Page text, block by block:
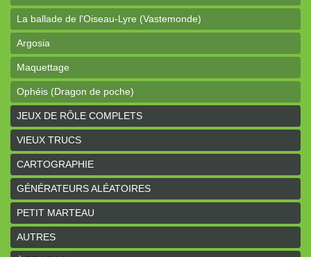
La ballade de l'Oiseau-Lyre (Vastemonde)
Argosia
Maquettage
Ophéis (Dragon de poche)
L'anneau des Empereurs (Coeurs Vaillants)
Davy Jones (cartes)
Davy Jones (background)
Sur la route (Coeurs Vaillants)
Earthdawn (Coeurs Vaillants)
Titan&Fils 2020
JEUX DE RÔLE COMPLETS
VIEUX TRUCS
CARTOGRAPHIE
GÉNÉRATEURS ALÉATOIRES
PETIT MARTEAU
AUTRES